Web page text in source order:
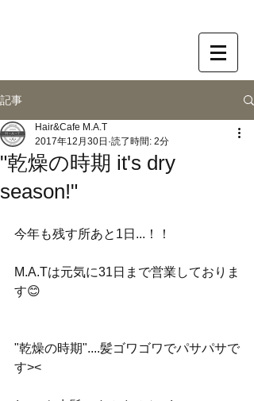
記事
"乾燥の時期 it's dry
season!"
Hair&Cafe M.A.T
2017年12月30日 読了時間: 2分
今年も残す所あと1日...！！
M.A.Tは元気に31日まで営業しておりま
す😊
"乾燥の時期"....髪ゴワゴワでパサパサで
す><